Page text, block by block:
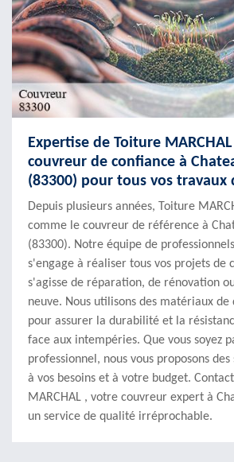
Expertise de Toiture
couvreur de confiance à
(83300) pour tous vos
Depuis plusieurs années, Toiture
comme le couvreur de référence à
(83300). Notre équipe de
s'engage à réaliser tous vos projets de
s'agisse de réparation, de rénovation
neuve. Nous utilisons des matériaux
pour assurer la durabilité et la
face aux intempéries. Que vous soyez
professionnel, nous vous proposons
à vos besoins et à votre budget.
MARCHAL , votre couvreur expert à
un service de qualité irréprochable.